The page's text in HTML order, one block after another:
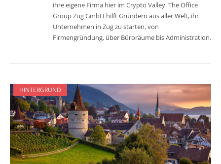
ihre eigene Firma hier im Crypto Valley. The Office
Group Zug GmbH hilft Gründern aus aller Welt, ihr
Unternehmen in Zug zu starten, von
Firmengründung, über Büroräume bis Administration.
HINTERGRUND